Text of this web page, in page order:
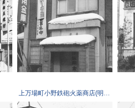
上万場町小野鉄砲火薬商店(明治末期頃)